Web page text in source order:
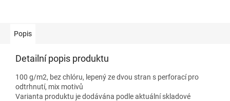
Popis
Detailní popis produktu
100 g/m2, bez chlóru, lepený ze dvou stran s perforací pro
odtrhnutí, mix motivů
Varianta produktu je dodávána podle aktuální skladové